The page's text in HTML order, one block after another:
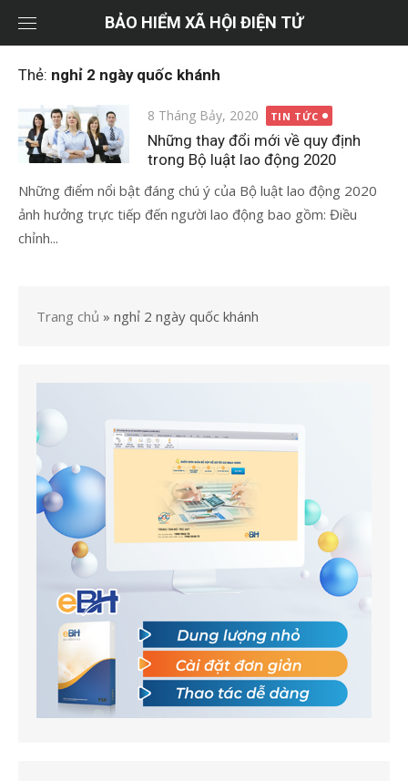
dung
BẢO HIỂM XÃ HỘI ĐIỆN TỬ
Thẻ: nghỉ 2 ngày quốc khánh
Đăng
vào
8 Tháng Bảy, 2020 TIN TỨC
Những thay đổi mới về quy định
trong Bộ luật lao động 2020
Những điểm nổi bật đáng chú ý của Bộ luật lao động 2020
ảnh hưởng trực tiếp đến người lao động bao gồm: Điều
chỉnh...
Trang chủ » nghỉ 2 ngày quốc khánh